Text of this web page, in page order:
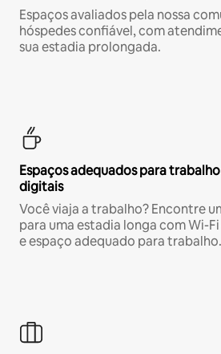
Espaços avaliados pela nossa
hóspedes confiável, com
sua estadia prolongada.
Espaços adequados para
digitais
Você viaja a trabalho? Encontre
para uma estadia longa com Wi-
e espaço adequado para trabalho.